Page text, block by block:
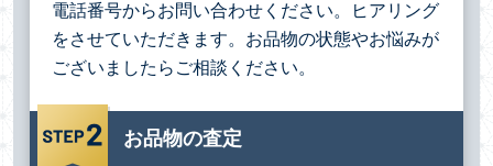
電話番号からお問い合わせください。ヒアリング
をさせていただきます。お品物の状態やお悩みが
ございましたらご相談ください。
お品物の査定